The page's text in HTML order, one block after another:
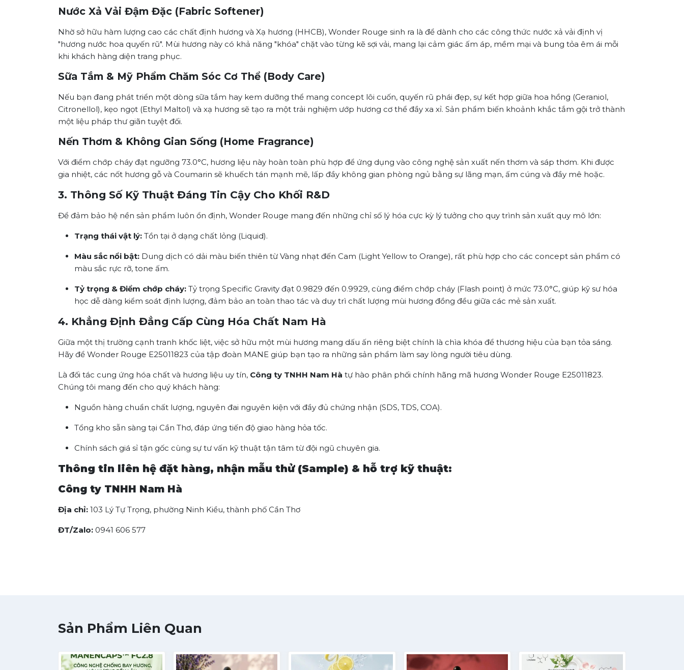
Nước Xả Vải Đậm Đặc (Fabric Softener)
Nhờ sở hữu hàm lượng cao các chất định hương và Xạ hương (HHCB), Wonder Rouge sinh ra là để dành cho các công thức nước xả vải định vị
"hương nước hoa quyến rũ". Mùi hương này có khả năng "khóa" chặt vào từng kẽ sợi vải, mang lại cảm giác ấm áp, mềm mại và bung tỏa êm ái mỗi
khi khách hàng diện trang phục.
Sữa Tắm & Mỹ Phẩm Chăm Sóc Cơ Thể (Body Care)
Nếu bạn đang phát triển một dòng sữa tắm hay kem dưỡng thể mang concept lôi cuốn, quyến rũ phái đẹp, sự kết hợp giữa hoa hồng (Geraniol,
Citronellol), kẹo ngọt (Ethyl Maltol) và xạ hương sẽ tạo ra một trải nghiệm ướp hương cơ thể đầy xa xỉ. Sản phẩm biến khoảnh khắc tắm gội trở thành
một liệu pháp thư giãn tuyệt đối.
Nến Thơm & Không Gian Sống (Home Fragrance)
Với điểm chớp cháy đạt ngưỡng 73.0°C, hương liệu này hoàn toàn phù hợp để ứng dụng vào công nghệ sản xuất nến thơm và sáp thơm. Khi được
gia nhiệt, các nốt hương gỗ và Coumarin sẽ khuếch tán mạnh mẽ, lấp đầy không gian phòng ngủ bằng sự lãng mạn, ấm cúng và đầy mê hoặc.
3. Thông Số Kỹ Thuật Đáng Tin Cậy Cho Khối R&D
Để đảm bảo hệ nền sản phẩm luôn ổn định, Wonder Rouge mang đến những chỉ số lý hóa cực kỳ lý tưởng cho quy trình sản xuất quy mô lớn:
Trạng thái vật lý: Tồn tại ở dạng chất lỏng (Liquid).
Màu sắc nổi bật: Dung dịch có dải màu biến thiên từ Vàng nhạt đến Cam (Light Yellow to Orange), rất phù hợp cho các concept sản phẩm có
màu sắc rực rỡ, tone ấm.
Tỷ trọng & Điểm chớp cháy: Tỷ trọng Specific Gravity đạt 0.9829 đến 0.9929, cùng điểm chớp cháy (Flash point) ở mức 73.0°C, giúp kỹ sư hóa
học dễ dàng kiểm soát định lượng, đảm bảo an toàn thao tác và duy trì chất lượng mùi hương đồng đều giữa các mẻ sản xuất.
4. Khẳng Định Đẳng Cấp Cùng Hóa Chất Nam Hà
Giữa một thị trường cạnh tranh khốc liệt, việc sở hữu một mùi hương mang dấu ấn riêng biệt chính là chìa khóa để thương hiệu của bạn tỏa sáng.
Hãy để Wonder Rouge E25011823 của tập đoàn MANE giúp bạn tạo ra những sản phẩm làm say lòng người tiêu dùng.
Là đối tác cung ứng hóa chất và hương liệu uy tín, Công ty TNHH Nam Hà tự hào phân phối chính hãng mã hương Wonder Rouge E25011823.
Chúng tôi mang đến cho quý khách hàng:
Nguồn hàng chuẩn chất lượng, nguyên đai nguyên kiện với đầy đủ chứng nhận (SDS, TDS, COA).
Tổng kho sẵn sàng tại Cần Thơ, đáp ứng tiến độ giao hàng hỏa tốc.
Chính sách giá sỉ tận gốc cùng sự tư vấn kỹ thuật tận tâm từ đội ngũ chuyên gia.
Thông tin liên hệ đặt hàng, nhận mẫu thử (Sample) & hỗ trợ kỹ thuật:
Công ty TNHH Nam Hà
Địa chỉ: 103 Lý Tự Trọng, phường Ninh Kiều, thành phố Cần Thơ
ĐT/Zalo: 0941 606 577
Sản Phẩm Liên Quan